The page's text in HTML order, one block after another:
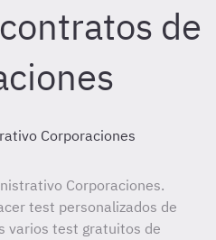
de
Corporaciones
Corporaciones.
test personalizados de
varios test gratuitos de